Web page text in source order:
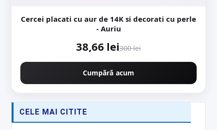
Cercei placati cu aur de 14K si decorati cu perle
- Auriu
38,66 lei300 lei
Cumpără acum
CELE MAI CITITE